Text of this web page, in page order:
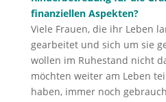
finanziellen Aspekten?
Viele Frauen, die ihr Leben
gearbeitet und sich um sie
wollen im Ruhestand nicht
möchten weiter am Leben
haben, immer noch